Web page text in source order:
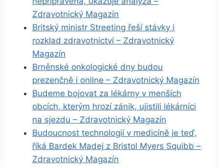
Zdravotnický Magazín
Britský ministr Streeting řeší stávky i
rozklad zdravotnictví – Zdravotnický
Magazín
Brněnské onkologické dny budou
prezenčně i online – Zdravotnický Magazín
Budeme bojovat za lékárny v menších
obcích, kterým hrozí zánik, ujistili lékárníci
na sjezdu – Zdravotnický Magazín
Budoucnost technologií v medicíně je teď,
říká Bardek Madej z Bristol Myers Squibb –
Zdravotnický Magazín